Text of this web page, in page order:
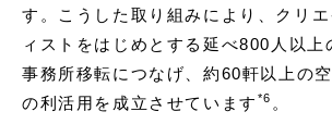
す。こうした取り組みにより、クリ
ィストをはじめとする延べ800人以上
事務所移転につなげ、約60軒以上の
の利活用を成立させています *6 。